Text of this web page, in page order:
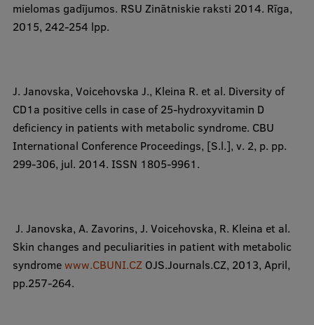
mielomas gadījumos. RSU Zinātniskie raksti 2014. Rīga,
2015, 242-254 lpp.
J. Janovska, Voicehovska J., Kleina R. et al. Diversity of
CD1a positive cells in case of 25-hydroxyvitamin D
deficiency in patients with metabolic syndrome. CBU
International Conference Proceedings, [S.l.], v. 2, p. pp.
299-306, jul. 2014. ISSN 1805-9961.
​ J. Janovska, A. Zavorins, J. Voicehovska, R. Kleina et al.
Skin changes and peculiarities in patient with metabolic
syndromewww.CBUNI.CZOJS.Journals.CZ, 2013, April,
pp.257-264.